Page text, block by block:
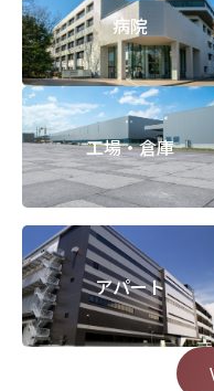
病院
工場・倉庫
アパート